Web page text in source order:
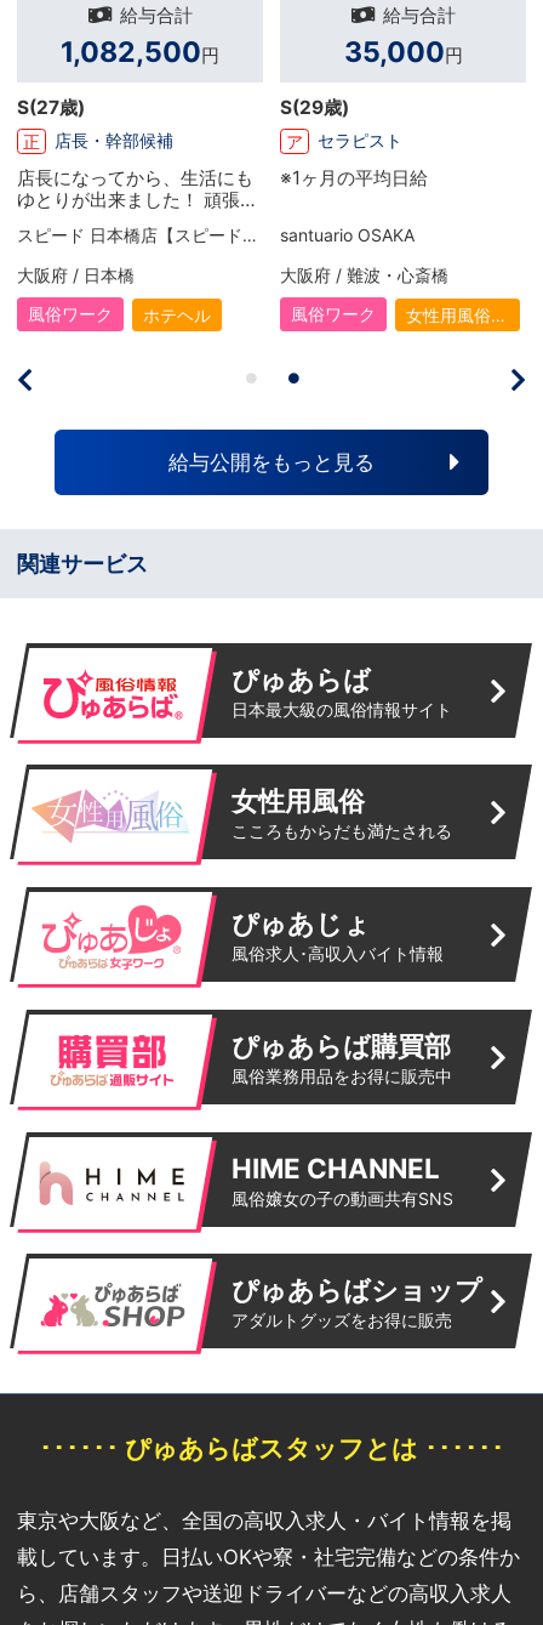
給与合計
1,082,500円
S(27歳)
正 店長・幹部候補
店長になってから、生活にも
ゆとりが出来ました！ 頑張り
次第でお給料がUPするので、
毎月頑張り甲斐があります。
有給休暇も取る事が出来るの
で、リフレッシュしたい時は
お休みを取って、旅行に出か
けたりもしますね！ 旅行の際
取っていい食事をします！ と
りあえず年内に引越ししたい
資金作りの為に頑張ってま
スピード 日本橋店【スピードグループ】
大阪府 / 日本橋
風俗ワーク
ホテヘル
給与合計
35,000円
S(29歳)
ア セラピスト
※1ヶ月の平均日給
santuario OSAKA
大阪府 / 難波・心斎橋
風俗ワーク
女性用風俗
給与公開をもっと見る
関連サービス
ぴゅあらば
日本最大級の風俗情報サイト
女性用風俗
こころもからだも満たされる
ぴゅあじょ
風俗求人･高収入バイト情報
ぴゅあらば購買部
風俗業務用品をお得に販売中
HIME CHANNEL
風俗嬢女の子の動画共有SNS
ぴゅあらばショップ
アダルトグッズをお得に販売
･･････ ぴゅあらばスタッフとは ･･････
東京や大阪など、全国の高収入求人・バイト情報を掲
載しています。日払いOKや寮・社宅完備などの条件か
ら、店舗スタッフや送迎ドライバーなどの高収入求人